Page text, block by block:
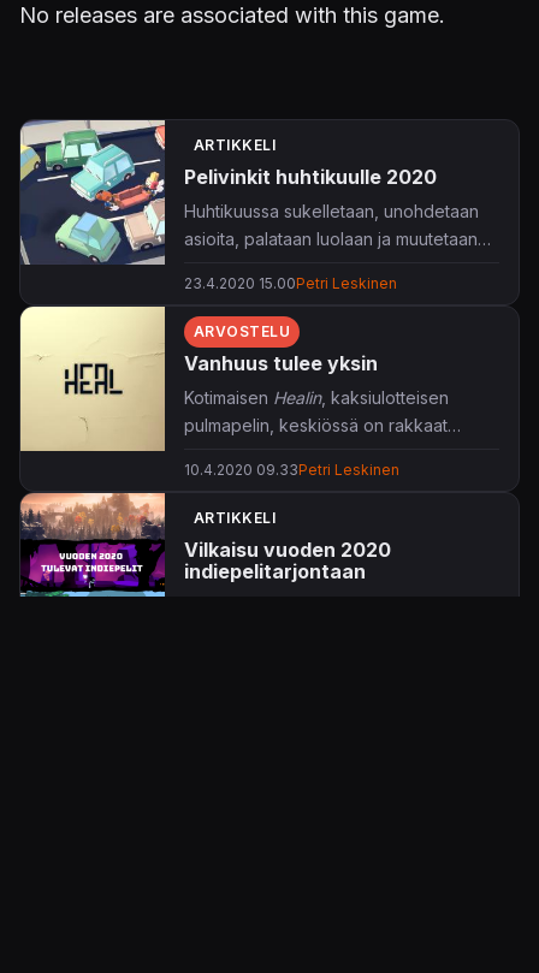
No releases are associated with this game.
ARTIKKELI
Pelivinkit huhtikuulle 2020
Huhtikuussa sukelletaan, unohdetaan
asioita, palataan luolaan ja muutetaan
23.4.2020 15.00Petri Leskinen
ARVOSTELU
Vanhuus tulee yksin
Kotimaisen Healin, kaksiulotteisen
pulmapelin, keskiössä on rakkaat
menetys.
10.4.2020 09.33Petri Leskinen
ARTIKKELI
Vilkaisu vuoden 2020
indiepelitarjontaan